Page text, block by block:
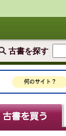
古書を探す